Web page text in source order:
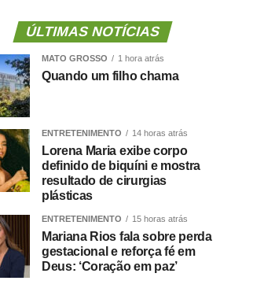
ÚLTIMAS NOTÍCIAS
MATO GROSSO 1 hora atrás
Quando um filho chama
ENTRETENIMENTO 14 horas atrás
Lorena Maria exibe corpo
definido de biquíni e mostra
resultado de cirurgias
plásticas
ENTRETENIMENTO 15 horas atrás
Mariana Rios fala sobre perda
gestacional e reforça fé em
Deus: ‘Coração em paz’